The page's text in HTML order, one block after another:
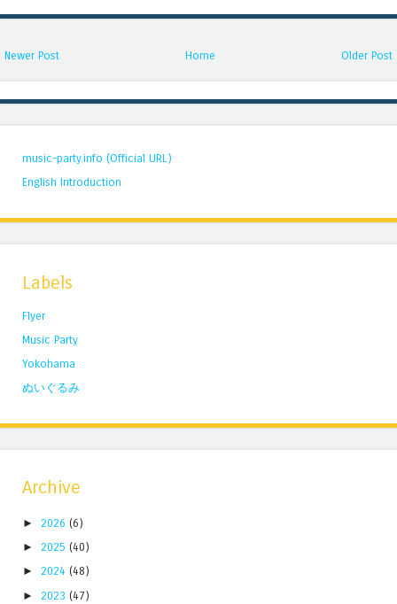
Newer Post Older Post
Home
music-party.info (Official URL)
English Introduction
Labels
Flyer
Music Party
Yokohama
ぬいぐるみ
Archive
► 2026 (6)
► 2025 (40)
► 2024 (48)
► 2023 (47)